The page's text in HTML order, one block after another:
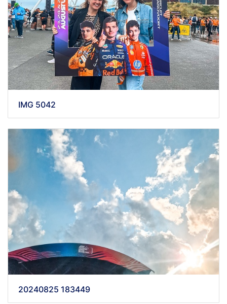
IMG 5042
20240825 183449